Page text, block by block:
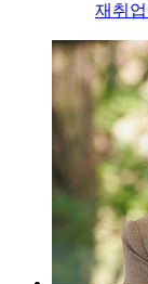
재취